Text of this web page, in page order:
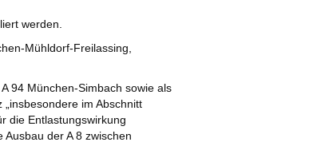
werden.
Mühldorf-Freilassing,
94 München-Simbach sowie als
im Abschnitt
die Entlastungswirkung
der A 8 zwischen